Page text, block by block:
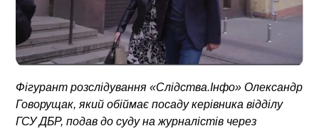
Фігурант розслідування «Слідства.Інфо» Олександр
Говорущак, який обіймає посаду керівника відділу
ГСУ ДБР, подав до суду на журналістів через